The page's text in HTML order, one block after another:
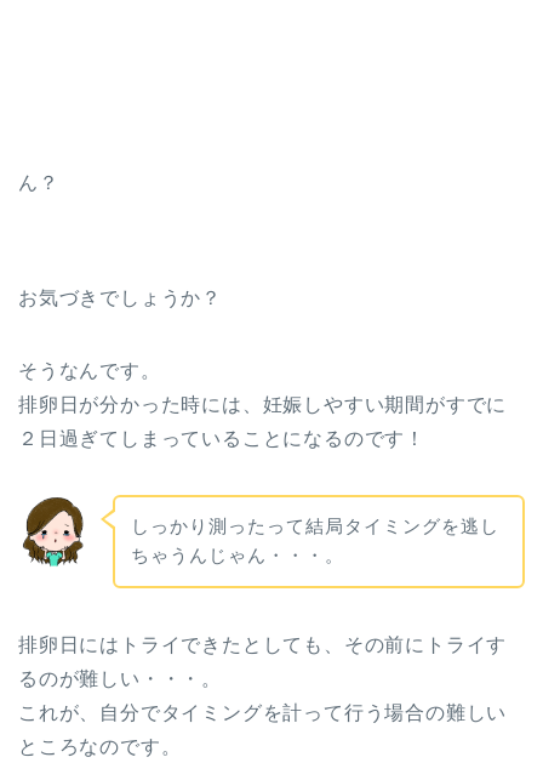
ん？
お気づきでしょうか？
そうなんです。
排卵日が分かった時には、妊娠しやすい期間がすでに
２日過ぎてしまっていることになるのです！
しっかり測ったって結局タイミングを逃し
ちゃうんじゃん・・・。
排卵日にはトライできたとしても、その前にトライす
るのが難しい・・・。
これが、自分でタイミングを計って行う場合の難しい
ところなのです。